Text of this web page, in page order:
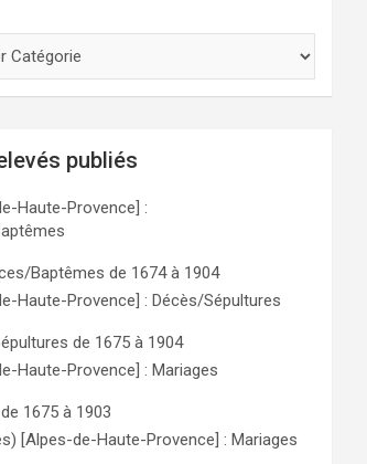
publiés
Haute-Provence] :
Baptêmes de 1674 à 1904
Haute-Provence] : Décès/Sépultures
de 1675 à 1904
Haute-Provence] : Mariages
1675 à 1903
[Alpes-de-Haute-Provence] : Mariages